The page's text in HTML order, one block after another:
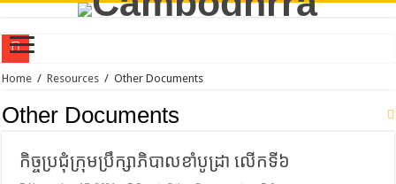
Policy Dialogue on Farmer-Led Innovation Research for Sustainable
CamboDHRRA at the Australia Awards Mekong Fellowship Program 2026
CamboDHRRA Participates in SEEDS Regional Digital Symposium 2026 and
Home / Resources / Other Documents
Other Documents
កិច្ចប្រជុំក្រុមប្រឹក្សាភិបាលខាំបូដ្រា លើកទី៦